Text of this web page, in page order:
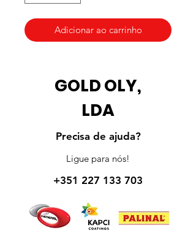
Adicionar ao carrinho
GOLD OLY,
LDA
Precisa de ajuda?
Ligue para nós!
+351 227 133 703